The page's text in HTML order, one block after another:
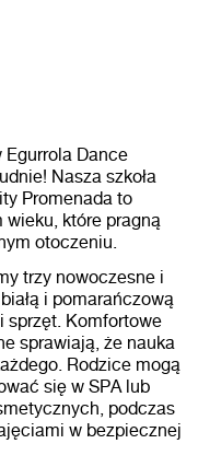
Dance
Nasza szkoła
Promenada to
które pragną
otoczeniu.
trzy nowoczesne i
i pomarańczową
sprzęt. Komfortowe
sprawiają, że nauka
Rodzice mogą
się w SPA lub
podczas
w bezpiecznej